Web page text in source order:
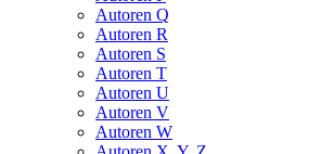
Autoren Q
Autoren R
Autoren S
Autoren T
Autoren U
Autoren V
Autoren W